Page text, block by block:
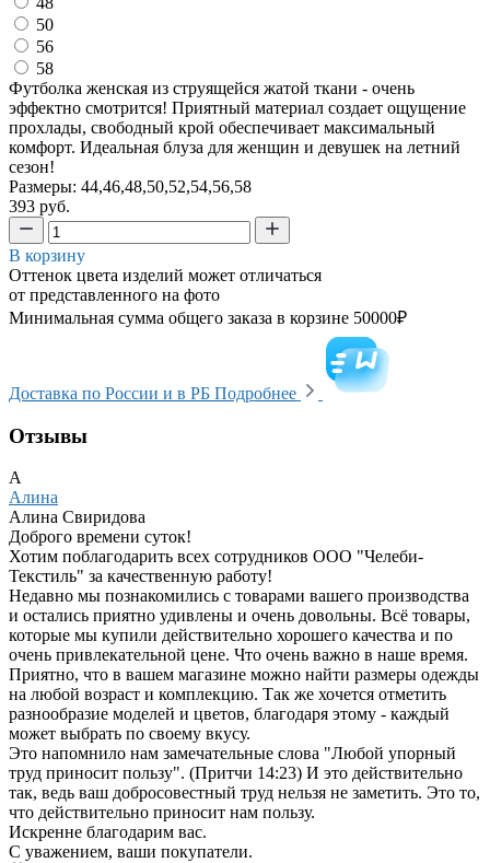
50
56
58
Футболка женская из струящейся жатой ткани - очень
эффектно смотрится! Приятный материал создает ощущение
прохлады, свободный крой обеспечивает максимальный
комфорт. Идеальная блуза для женщин и девушек на летний
сезон!
Размеры: 44,46,48,50,52,54,56,58
393 руб.
В корзину
Оттенок цвета изделий может отличаться
от представленного на фото
Минимальная сумма общего заказа в корзине 50000₽
Доставка по России и в РБ Подробнее
Отзывы
А
Алина
Алина Свиридова
Доброго времени суток!
Хотим поблагодарить всех сотрудников ООО "Челеби-
Текстиль" за качественную работу!
Недавно мы познакомились с товарами вашего производства
и остались приятно удивлены и очень довольны. Всё товары,
которые мы купили действительно хорошего качества и по
очень привлекательной цене. Что очень важно в наше время.
Приятно, что в вашем магазине можно найти размеры одежды
на любой возраст и комплекцию. Так же хочется отметить
разнообразие моделей и цветов, благодаря этому - каждый
может выбрать по своему вкусу.
Это напомнило нам замечательные слова "Любой упорный
труд приносит пользу". (Притчи 14:23) И это действительно
так, ведь ваш добросовестный труд нельзя не заметить. Это то,
что действительно приносит нам пользу.
Искренне благодарим вас.
С уважением, ваши покупатели.